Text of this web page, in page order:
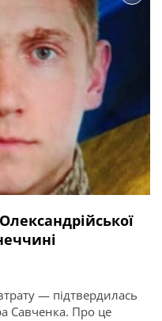
— підтвердилась
Савченка. Про це